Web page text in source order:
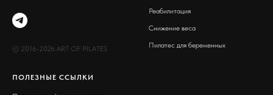
© 2016-2026 ART OF PILATES
Реабилитация
Снижение веса
Пилатес для беременных
ПОЛЕЗНЫЕ ССЫЛКИ